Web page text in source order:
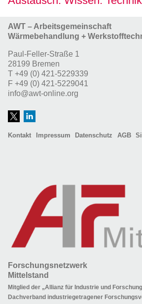
AWT – Arbeitsgemeinschaft
Wärmebehandlung +
Paul-Feller-Straße 1
28199 Bremen
T +49 (0) 421-5229339
F +49 (0) 421-5229041
info@awt-online.org
Kontakt Impressum Datenschutz AGB
Forschungsnetzwerk
Mittelstand
Mitglied der „Allianz für Industrie und
Dachverband industriegetragener